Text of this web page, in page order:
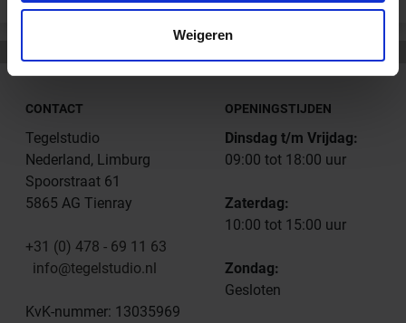
Weigeren
CONTACT
Tegelstudio
Nederland, Limburg
Spoorstraat 61
5865 AG Tienray
+31 (0) 478 - 69 11 63
info@tegelstudio.nl
KvK-nummer: 13035969
OPENINGSTIJDEN
Dinsdag t/m Vrijdag:
09:00 tot 18:00 uur
Zaterdag:
10:00 tot 15:00 uur
Zondag:
Gesloten